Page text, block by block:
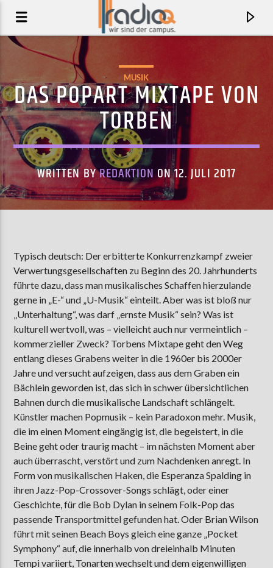
FUSED
MELTING PALMS
AKTUELLE SENDUNG
MOEBIUS
00:00 09:00
ZU HÖREN INMünster90,9 MHzSteinfurt103,9 MHz
MUSIK
DAS POPART MIXTAPE VON
TORBEN
WRITTEN BYREDAKTIONON 12. JULI 2017
Typisch deutsch: Der erbitterte Konkurrenzkampf zweier
Verwertungsgesellschaften zu Beginn des 20. Jahrhunderts
führte dazu, dass man musikalisches Schaffen hierzulande
gerne in „E-“ und „U-Musik“ einteilt. Aber was ist bloß nur
„Unterhaltung“, was darf „ernste Musik“ sein? Was ist
kulturell wertvoll, was – vielleicht auch nur vermeintlich –
kommerzieller Zweck? Torbens Mixtape geht den Weg
entlang dieses Grabens weiter in die 1960er bis 2000er
Jahre und versucht aufzeigen, dass aus dem Graben ein
Bächlein geworden ist, das sich in schwer übersichtlichen
Bahnen durch die musikalische Landschaft schlängelt.
Künstler machen Popmusik – kein Paradoxon mehr. Musik,
die im einen Moment eingängig ist, die begeistert, in die
Beine geht oder traurig macht – im nächsten Moment aber
auch überrascht, verstört und zum Nachdenken anregt. In
Form von musikalischen Haken, die Esperanza Spalding in
ihren Jazz-Pop-Crossover-Songs schlägt, oder einer
Geschichte, für die Bob Dylan in seinem Folk-Pop das
passende Transportmittel gefunden hat. Oder Brian Wilson
führt mit seinen Beach Boys gleich eine ganze „Pocket
Symphony“ auf, die innerhalb von dreieinhalb Minuten
Tempi variiert, Tonarten wechselt und dem eigenwilligen